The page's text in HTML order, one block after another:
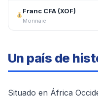
Un país de
Situado en África
Franc CFA (XOF)
Monnaie